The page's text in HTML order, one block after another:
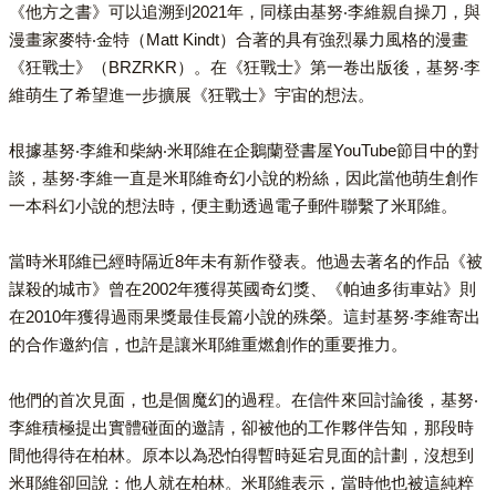
《他方之書》可以追溯到2021年，同樣由基努‧李維親自操刀，與
漫畫家麥特‧金特（Matt Kindt）合著的具有強烈暴力風格的漫畫
《狂戰士》（BRZRKR）。在《狂戰士》第一卷出版後，基努‧李
維萌生了希望進一步擴展《狂戰士》宇宙的想法。
根據基努‧李維和柴納‧米耶維在企鵝蘭登書屋YouTube節目中的對
談，基努‧李維一直是米耶維奇幻小說的粉絲，因此當他萌生創作
一本科幻小說的想法時，便主動透過電子郵件聯繫了米耶維。
當時米耶維已經時隔近8年未有新作發表。他過去著名的作品《被
謀殺的城市》曾在2002年獲得英國奇幻獎、《帕迪多街車站》則
在2010年獲得過雨果獎最佳長篇小說的殊榮。這封基努‧李維寄出
的合作邀約信，也許是讓米耶維重燃創作的重要推力。
他們的首次見面，也是個魔幻的過程。在信件來回討論後，基努‧
李維積極提出實體碰面的邀請，卻被他的工作夥伴告知，那段時
間他得待在柏林。原本以為恐怕得暫時延宕見面的計劃，沒想到
米耶維卻回說：他人就在柏林。米耶維表示，當時他也被這純粹